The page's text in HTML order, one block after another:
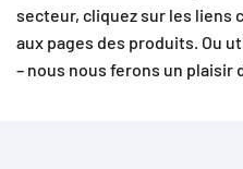
secteur, cliquez sur les liens
aux pages des produits. Ou
– nous nous ferons un plaisir